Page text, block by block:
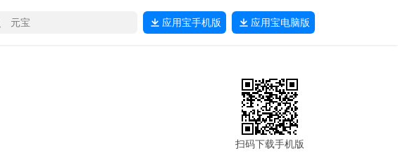
应用宝手机版 应用宝电脑版
扫码下载手机版